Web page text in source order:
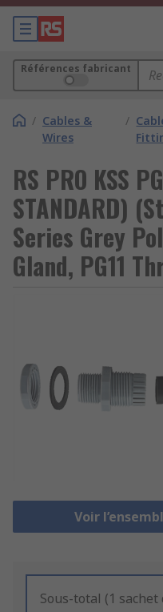
Références fabricant
/ Cables &
Wires
/
RS PRO KSS
STANDARD)
Series Grey
Gland, PG11
Voir
Sous-total (1